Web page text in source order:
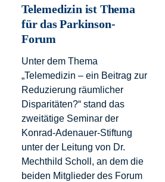
Telemedizin ist Thema
für das Parkinson-
Forum
Unter dem Thema
„Telemedizin – ein Beitrag zur
Reduzierung räumlicher
Disparitäten?“ stand das
zweitätige Seminar der
Konrad-Adenauer-Stiftung
unter der Leitung von Dr.
Mechthild Scholl, an dem die
beiden Mitglieder des Forum